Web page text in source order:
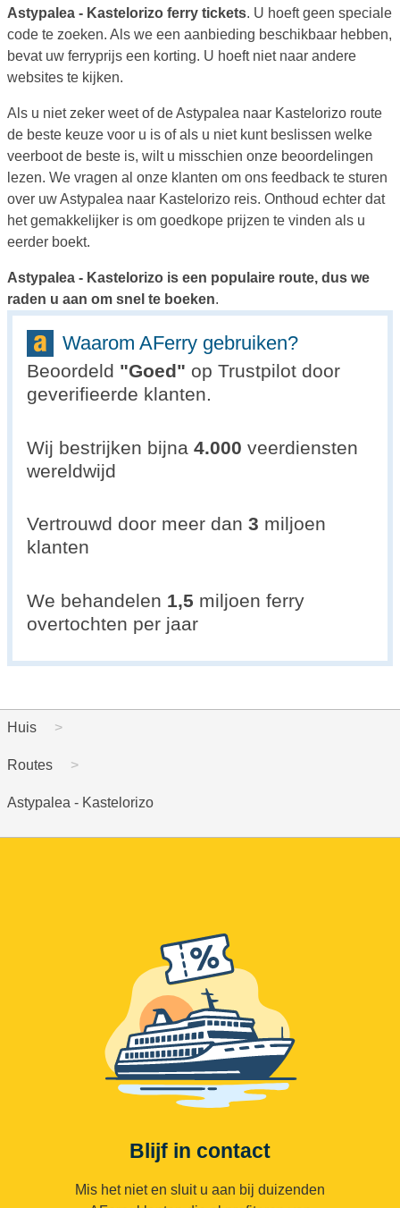
Astypalea - Kastelorizo ferry tickets. U hoeft geen speciale
code te zoeken. Als we een aanbieding beschikbaar hebben,
bevat uw ferryprijs een korting. U hoeft niet naar andere
websites te kijken.
Als u niet zeker weet of de Astypalea naar Kastelorizo route
de beste keuze voor u is of als u niet kunt beslissen welke
veerboot de beste is, wilt u misschien onze beoordelingen
lezen. We vragen al onze klanten om ons feedback te sturen
over uw Astypalea naar Kastelorizo reis. Onthoud echter dat
het gemakkelijker is om goedkope prijzen te vinden als u
eerder boekt.
Astypalea - Kastelorizo is een populaire route, dus we
raden u aan om snel te boeken.
Waarom AFerry gebruiken?
Beoordeld "Goed" op Trustpilot door
geverifieerde klanten.
Wij bestrijken bijna 4.000 veerdiensten
wereldwijd
Vertrouwd door meer dan 3 miljoen
klanten
We behandelen 1,5 miljoen ferry
overtochten per jaar
Huis
Routes
Astypalea - Kastelorizo
Blijf in contact
Mis het niet en sluit u aan bij duizenden